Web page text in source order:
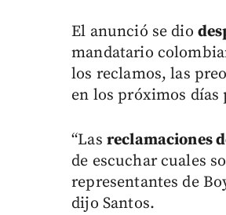
El anunció se dio
mandatario
los reclamos, las
en los próximos
“Las reclamaciones
de escuchar cuales
representantes de
dijo Santos.